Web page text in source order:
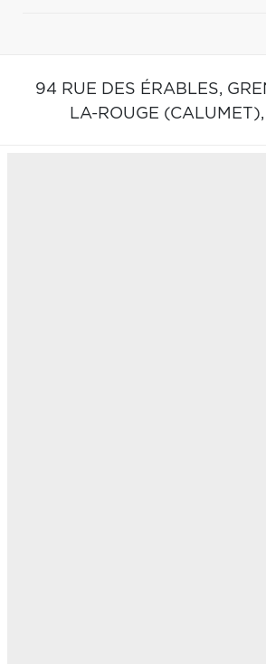
94 RUE DES ÉRABLES,
LA-ROUGE (CALUMET),